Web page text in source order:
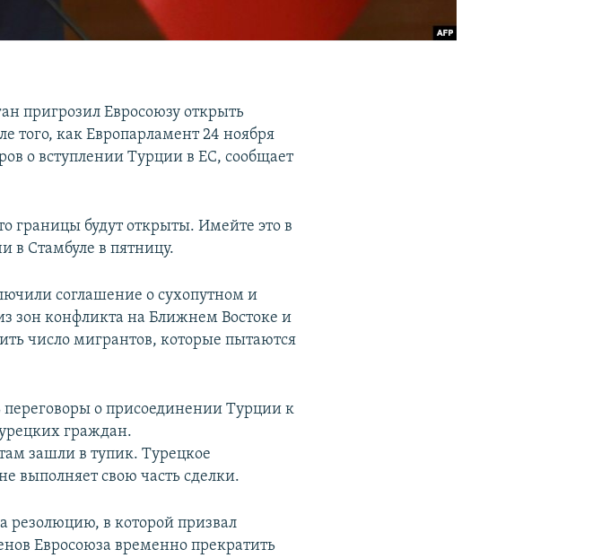
пригрозил Евросоюзу открыть
того, как Европарламент 24 ноября
о вступлении Турции в ЕС, сообщает
границы будут открыты. Имейте это в
в Стамбуле в пятницу.
соглашение о сухопутном и
зон конфликта на Ближнем Востоке и
число мигрантов, которые пытаются
переговоры о присоединении Турции к
граждан.
зашли в тупик. Турецкое
выполняет свою часть сделки.
резолюцию, в которой призвал
Евросоюза временно прекратить